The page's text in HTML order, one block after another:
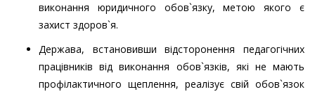
виконання юридичного обов`язку, метою якого є
захист здоров`я.
Держава, встановивши відсторонення педагогічних
працівників від виконання обов`язків, які не мають
профілактичного щеплення, реалізує свій обов`язок